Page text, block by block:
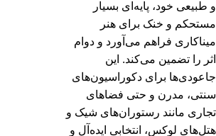
و طبیعی خود، پایه‌ای بسیار
مستحکم و خنک برای هنر
میناکاری فراهم می‌آورد و دوام
اثر را تضمین می‌کند. این
جاعودی‌ها برای دکوراسیون‌های
سنتی، مدرن و حتی فضاهای
تجاری مانند رستوران‌های شیک و
هتل‌های لوکس، انتخابی ایده‌آل و